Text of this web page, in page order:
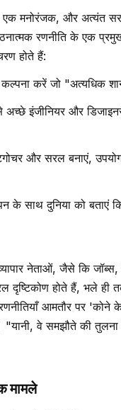
एक मनोरंजक, और अत्यंत
रणनीति के एक
होते हैं:
करें जो "अत्यधिक
इंजीनियर और
और सरल बनाएं,
के साथ दुनिया को बताएं
नेताओं, जैसे कि
दृष्टिकोण होते हैं, भले ही
आमतौर पर 'कोने
वे समझौते की तुलना
मामले